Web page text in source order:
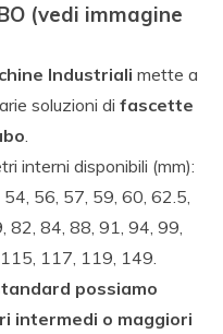
(vedi immagine
Industriali mette a
soluzioni di fascette
.
interni disponibili (mm):
56, 57, 59, 60, 62.5,
82, 84, 88, 91, 94, 99,
117, 119, 149.
possiamo
intermedi o maggiori